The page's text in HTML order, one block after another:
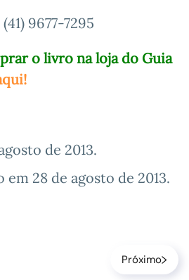
9677-7295
o livro na loja do Guia
de 2013.
em 28 de agosto de 2013.
Próximo